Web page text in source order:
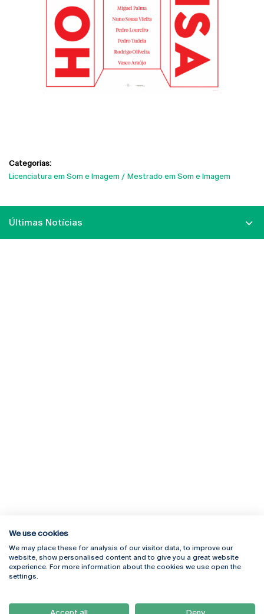
Categorias:
Licenciatura em Som e Imagem
Mestrado em Som e Imagem
Últimas Notícias
Rua Diogo Botelho 1327
4169-005 Porto
+351 226 196 240
Campus Online
Webmail
Como Chegar
We use cookies
We may place these for analysis of our visitor data, to improve our
website, show personalised content and to give you a great website
experience. For more information about the cookies we use open the
settings.